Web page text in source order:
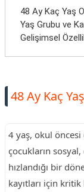
48 Ay Kaç Yaş
Yaş Grubu ve
Gelişimsel
48 Ay Kaç
4 yaş, okul öncesi
çocukların
hızlandığı bir
kayıtları için